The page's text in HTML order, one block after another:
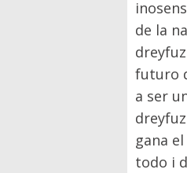
de la
futuro
a ser
gana
todo i